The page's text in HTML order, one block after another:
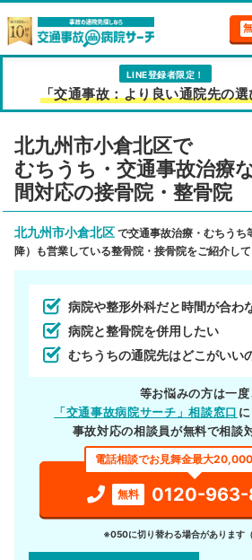
LINE登録者限定！
「交通事故：より良い通院先の選
北九州市小倉北区で
むちうち・交通事故治療
間対応の接骨院・整骨院
北九州市小倉北区 で交通事故治療・むちう
降）も営業している整骨院・接骨院をご紹介して
病院や整形外科だと時間が合わ
病院と整骨院を併用したい
むちうちの通院先はどこがいい
等お悩みの方は一度
「交通事故病院サーチ」相談窓口
事故対応の相談員が無料で相談
電話相談でお見舞金最大
無料 0120-963-
※050に切り替わる場合があります（